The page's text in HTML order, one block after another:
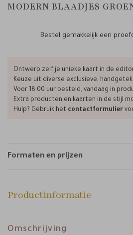
MODERN BLAADJES
Bestel gemakkelijk een
Ontwerp zelf je unieke kaart in de
Keuze uit diverse exclusieve,
Voor 18.00 uur besteld, vandaag in
Extra producten en kaarten in de stijl
Hulp? Gebruik het contactformulier
Formaten en prijzen
Productinformatie
Omschrijving